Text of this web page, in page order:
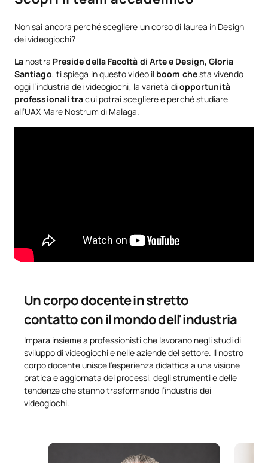
Posti disponibili per i nuovi iscritti: 40
piano-di-studi-progettazione-di-
videogiochi-malaga
No hay datos disponibles.
*Carattere: FB:Formazione di base, Ob: Obbligatorio, Op:
Opzionale
Non sai ancora perché scegliere un corso di laurea in Design
dei videogiochi?
La nostra Preside della Facoltà di Arte e Design, Gloria
Santiago, ti spiega in questo video il boom chesta vivendo
oggi l’industria dei videogiochi, la varietà diopportunità
professionali tracui potrai scegliere e perché studiare
all’UAX Mare Nostrum di Malaga.
Un corpo docente in stretto
contatto con il mondo dell'industria
Impara insieme a professionisti che lavorano negli studi di
sviluppo di videogiochi e nelle aziende del settore. Il nostro
corpo docente unisce l’esperienza didattica a una visione
pratica e aggiornata dei processi, degli strumenti e delle
tendenze che stanno trasformando l’industria dei
videogiochi.